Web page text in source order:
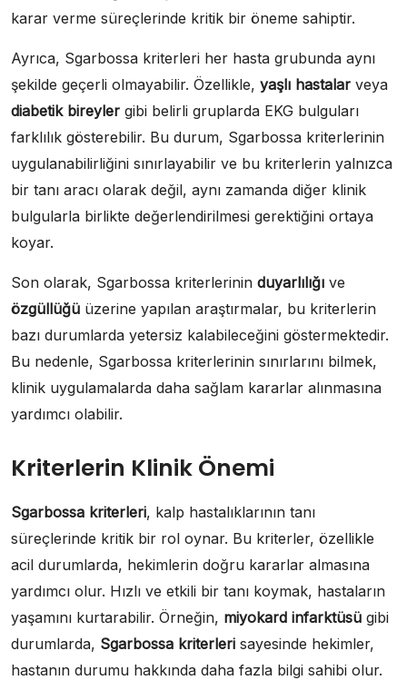
karar verme süreçlerinde kritik bir öneme sahiptir.
Ayrıca, Sgarbossa kriterleri her hasta grubunda aynı
şekilde geçerli olmayabilir. Özellikle, yaşlı hastalar veya
diabetik bireyler gibi belirli gruplarda EKG bulguları
farklılık gösterebilir. Bu durum, Sgarbossa kriterlerinin
uygulanabilirliğini sınırlayabilir ve bu kriterlerin yalnızca
bir tanı aracı olarak değil, aynı zamanda diğer klinik
bulgularla birlikte değerlendirilmesi gerektiğini ortaya
koyar.
Son olarak, Sgarbossa kriterlerinin duyarlılığı ve
özgüllüğü üzerine yapılan araştırmalar, bu kriterlerin
bazı durumlarda yetersiz kalabileceğini göstermektedir.
Bu nedenle, Sgarbossa kriterlerinin sınırlarını bilmek,
klinik uygulamalarda daha sağlam kararlar alınmasına
yardımcı olabilir.
Kriterlerin Klinik Önemi
Sgarbossa kriterleri, kalp hastalıklarının tanı
süreçlerinde kritik bir rol oynar. Bu kriterler, özellikle
acil durumlarda, hekimlerin doğru kararlar almasına
yardımcı olur. Hızlı ve etkili bir tanı koymak, hastaların
yaşamını kurtarabilir. Örneğin, miyokard infarktüsü gibi
durumlarda, Sgarbossa kriterleri sayesinde hekimler,
hastanın durumu hakkında daha fazla bilgi sahibi olur.